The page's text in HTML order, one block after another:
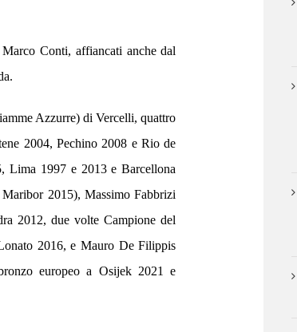
Conti, affiancati anche dal
Azzurre) di Vercelli, quattro
2004, Pechino 2008 e Rio de
Lima 1997 e 2013 e Barcellona
2015), Massimo Fabbrizi
2012, due volte Campione del
2016, e Mauro De Filippis
europeo a Osijek 2021 e